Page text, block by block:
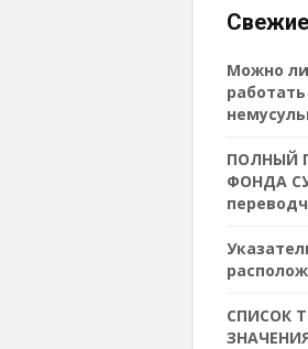
Можно
ПОЛНЫЙ
ФОНДА
СПИСОК